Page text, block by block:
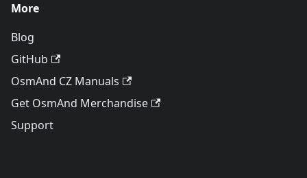
More
Blog
GitHub
OsmAnd CZ Manuals
Get OsmAnd Merchandise
Support